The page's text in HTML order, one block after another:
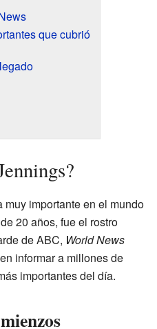
que cubrió
importante en el mundo
20 años, fue el rostro
de ABC, World News
informar a millones de
importantes del día.